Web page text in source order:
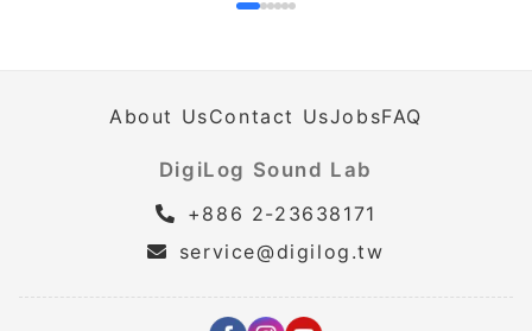
About UsContact UsJobsFAQ
DigiLog Sound Lab
+886 2-23638171
service@digilog.tw